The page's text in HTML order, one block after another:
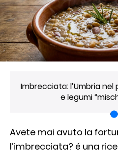
Imbrecciata: l’Umbria
e legumi
Avete mai avuto la
l’imbrecciata? é una